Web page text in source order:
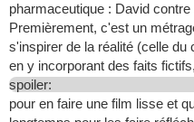
pharmaceutique : David contre
Premièrement, c'est un
s'inspirer de la réalité (celle
en y incorporant des faits
spoiler:
pour en faire une film lisse et